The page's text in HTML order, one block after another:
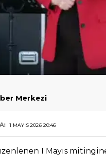
Merkezi
1 MAYIS 2026 20:46
1 Mayıs